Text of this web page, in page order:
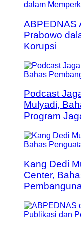
ABPEDNAS
Prabowo
Korupsi
Podcast
Mulyadi,
Program
Kang Dedi
Center,